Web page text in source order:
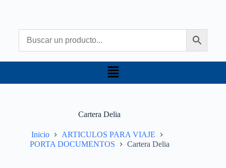
Cartera Delia
Inicio
ARTICULOS PARA VIAJE
PORTA DOCUMENTOS
Cartera Delia